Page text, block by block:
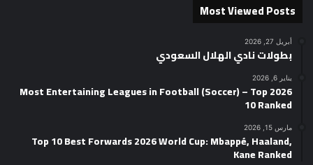
Most Viewed Posts
أبريل 27, 2026
بطولات نادي الهلال السعودي
يناير 6, 2026
2026 Most Entertaining Leagues in Football (Soccer) – Top
10 Ranked
مارس 15, 2026
Top 10 Best Forwards 2026 World Cup: Mbappé, Haaland,
Kane Ranked